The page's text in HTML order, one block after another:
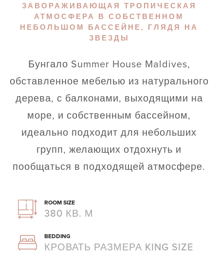
ЗАВОРАЖИВАЮЩАЯ ТРОПИЧЕСКАЯ
АТМОСФЕРА В СОБСТВЕННОМ
НЕБОЛЬШОМ БАССЕЙНЕ, ГЛЯДЯ НА
ЗВЕЗДЫ
Бунгало Summer House Maldives,
обставленное мебелью из натурального
дерева, с балконами, выходящими на
море, и собственным бассейном,
идеально подходит для небольших
групп, желающих отдохнуть и
пообщаться в подходящей атмосфере.
ROOM SIZE
380 КВ. М
BEDDING
КРОВАТЬ РАЗМЕРА KING SIZE